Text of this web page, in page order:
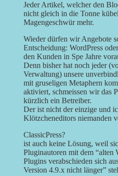
Jeder Artikel, welcher den
nicht gleich in die Tonne
Magengeschwür mehr.
Wieder dürfen wir Angebote
Entscheidung: WordPress
den Kunden in Spe Jahre
Denn bisher hat noch jeder
Verwaltung) unsere
mit gruseligen Metaphern
aktiviert, schmeissen wir das
kürzlich ein Betreiber.
Der ist nicht der einzige und
Klötzcheneditors niemanden
ClassicPress?
ist auch keine Lösung, weil
Pluginautoren mit dem “alten
Plugins verabschieden sich
Version 4.9.x nicht länger”